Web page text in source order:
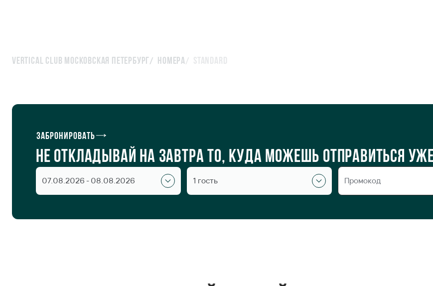
Vertical Club Московская Петербург Номера Standard
Забронировать
Не откладывай на завтра то, куда можешь отправиться
07.08.2026 - 08.08.2026 1 гость